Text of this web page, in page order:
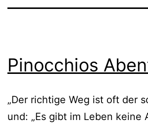
Pinocchios
„Der richtige Weg ist oft der
und: „Es gibt im Leben keine